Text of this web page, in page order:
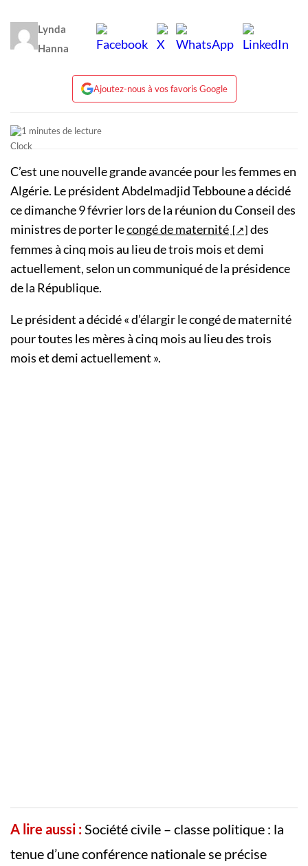
Lynda
Hanna
Ajoutez-nous à vos favoris Google
1 minutes de lecture
C’est une nouvelle grande avancée pour les femmes en
Algérie. Le président Abdelmadjid Tebboune a décidé
ce dimanche 9 février lors de la réunion du Conseil des
ministres de porter lecongé de maternité
des
femmes à cinq mois au lieu de trois mois et demi
actuellement, selon un communiqué de la présidence
de la République.
Le président a décidé « d’élargir le congé de maternité
pour toutes les mères à cinq mois au lieu des trois
mois et demi actuellement ».
A lire aussi :Société civile – classe politique : la
tenue d’une conférence nationale se précise